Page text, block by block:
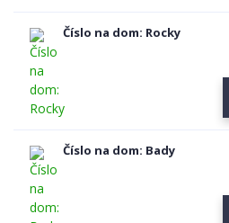
Číslo na dom: Rocky
Číslo na dom: Bady